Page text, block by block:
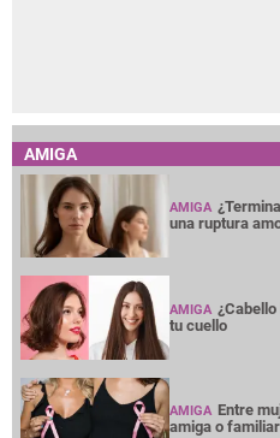
AMIGA
AMIGA
una ruptura
AMIGA
tu cuello
AMIGA Entre
amiga o